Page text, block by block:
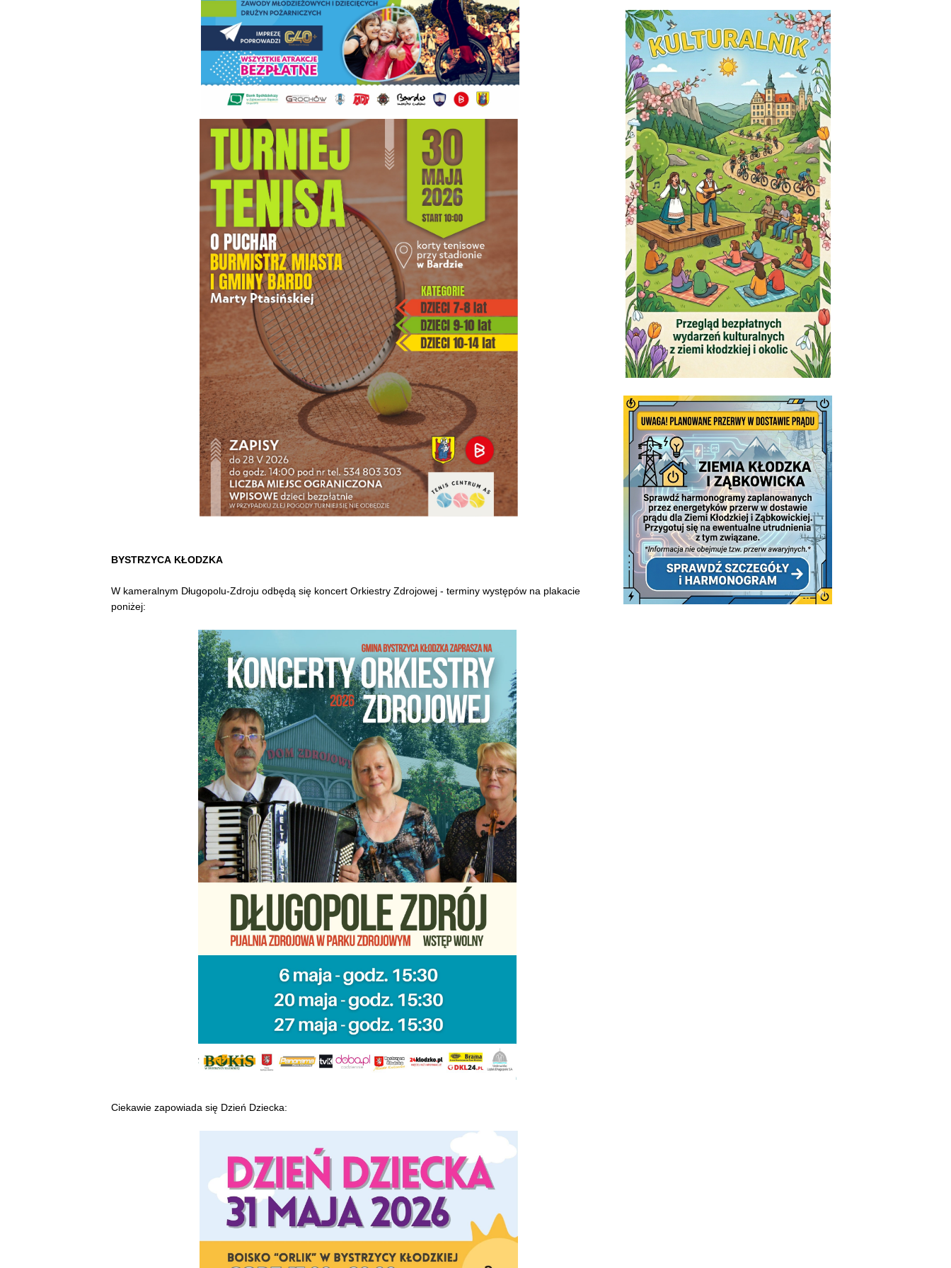
BYSTRZYCA KŁODZKA
W kameralnym Długopolu-Zdroju odbędą się koncert Orkiestry Zdrojowej - terminy występów na plakacie
poniżej:
Ciekawie zapowiada się Dzień Dziecka: